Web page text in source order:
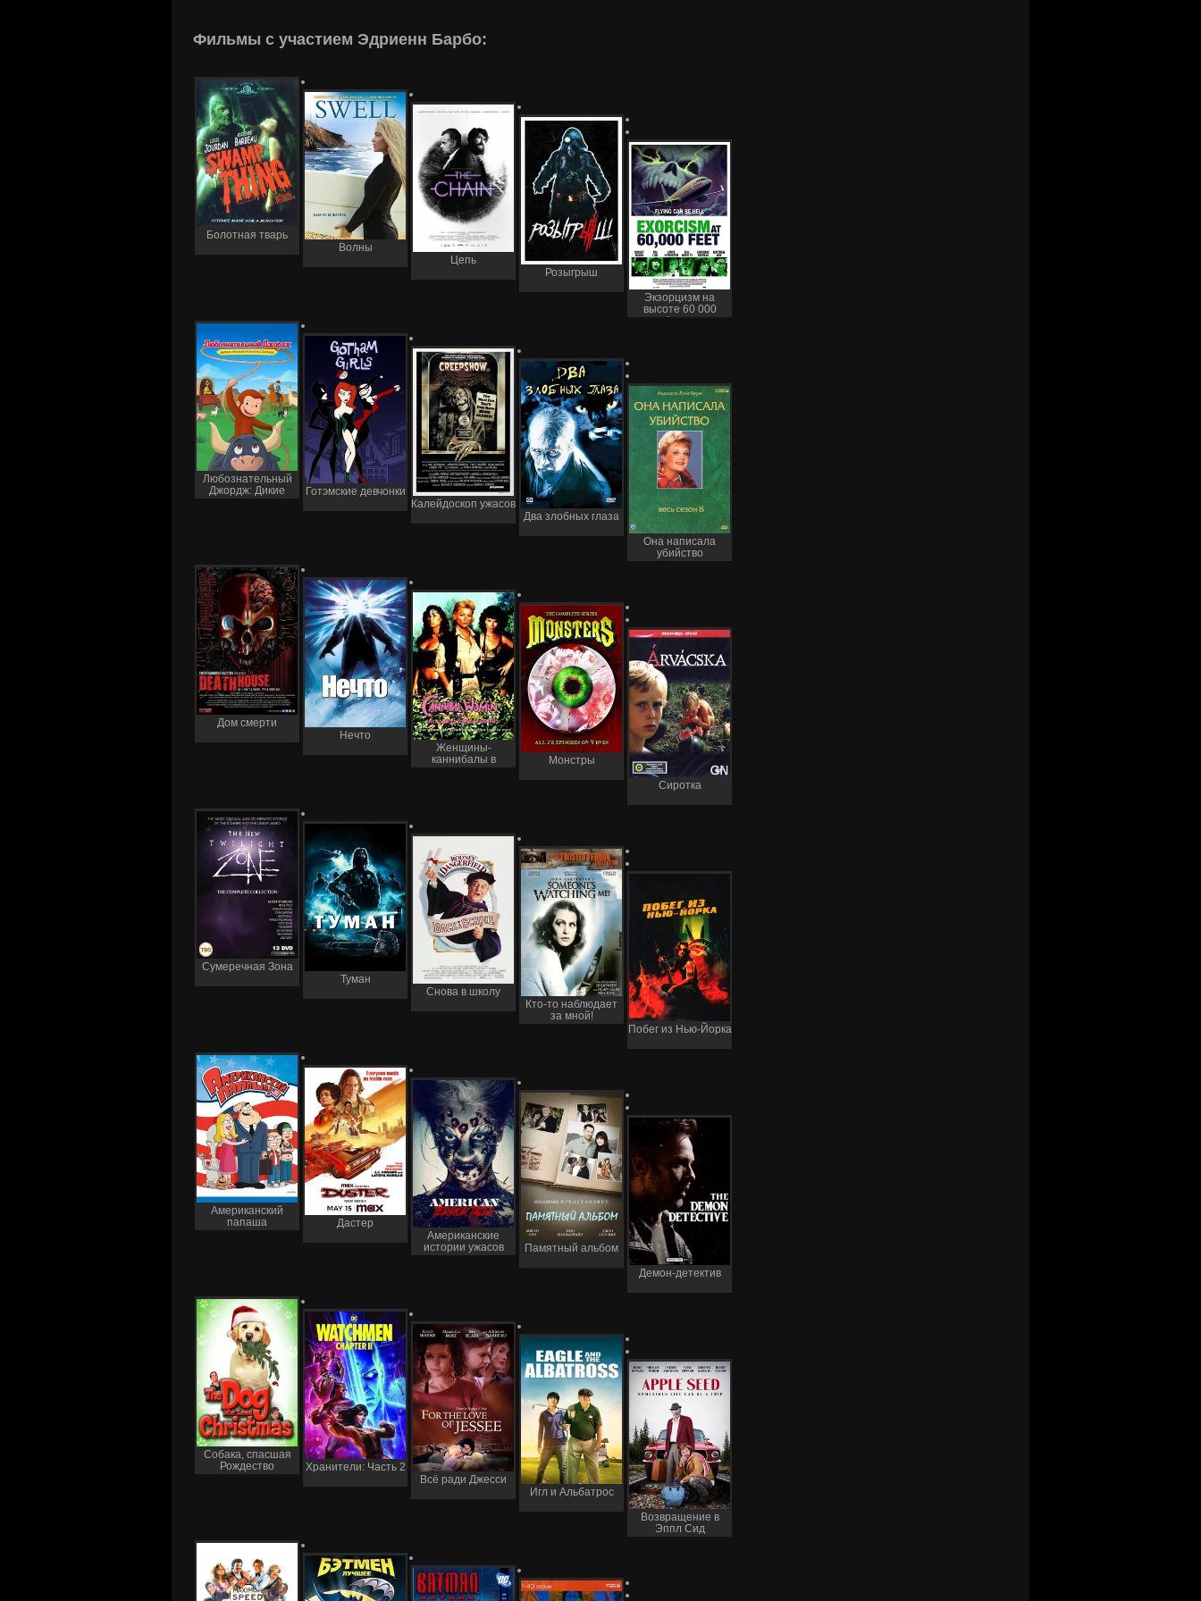
Фильмы с участием Эдриенн Барбо:
Болотная тварь
Волны
Цепь
Розыгрыш
Экзорцизм на
высоте 60 000
футов
Любознательный
Джордж: Дикие
приключения на
Готэмские девчонки
Калейдоскоп ужасов
Два злобных глаза
Она написала
убийство
Дом смерти
Нечто
Женщины-
каннибалы в
смертельных
Монстры
Сиротка
Сумеречная Зона
Туман
Снова в школу
Кто-то наблюдает
за мной!
Побег из Нью-Йорка
Американский
папаша
Дастер
Американские
истории ужасов
Памятный альбом
Демон-детектив
Собака, спасшая
Рождество
Хранители: Часть 2
Всё ради Джесси
Игл и Альбатрос
Возвращение в
Эппл Сид